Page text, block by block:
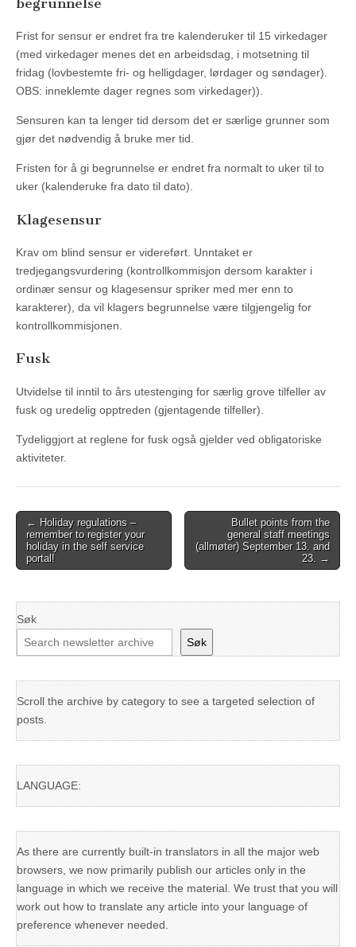
Frist for sensur er endret fra tre kalenderuker til 15 virkedager
(med virkedager menes det en arbeidsdag, i motsetning til
fridag (lovbestemte fri- og helligdager, lørdager og søndager).
OBS: inneklemte dager regnes som virkedager)).
Sensuren kan ta lenger tid dersom det er særlige grunner som
gjør det nødvendig å bruke mer tid.
Fristen for å gi begrunnelse er endret fra normalt to uker til to
uker (kalenderuke fra dato til dato).
Klagesensur
Krav om blind sensur er videreført. Unntaket er
tredjegangsvurdering (kontrollkommisjon dersom karakter i
ordinær sensur og klagesensur spriker med mer enn to
karakterer), da vil klagers begrunnelse være tilgjengelig for
kontrollkommisjonen.
Fusk
Utvidelse til inntil to års utestenging for særlig grove tilfeller av
fusk og uredelig opptreden (gjentagende tilfeller).
Tydeliggjort at reglene for fusk også gjelder ved obligatoriske
aktiviteter.
Post
navigation
← Holiday regulations –
remember to register your
holiday in the self service
portal!
Bullet points from the
general staff meetings
(allmøter) September 13. and
23. →
Søk
Søk
Scroll the archive by category to see a targeted selection of
posts.
LANGUAGE:
As there are currently built-in translators in all the major web
browsers, we now primarily publish our articles only in the
language in which we receive the material. We trust that you will
work out how to translate any article into your language of
preference whenever needed.